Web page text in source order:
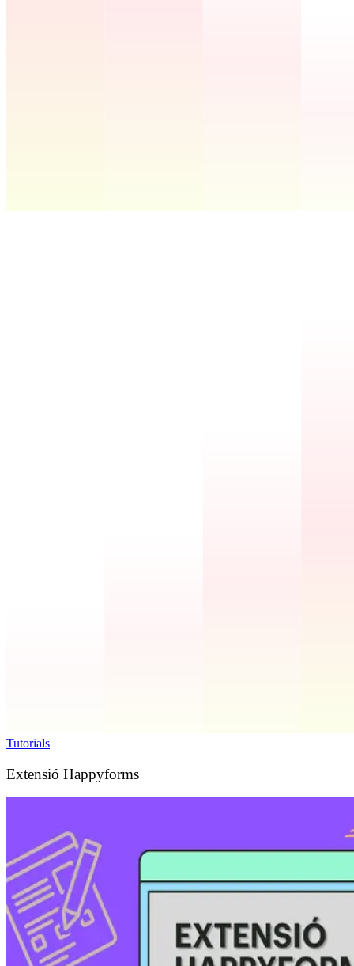
Tutorials
Extensió Happyforms